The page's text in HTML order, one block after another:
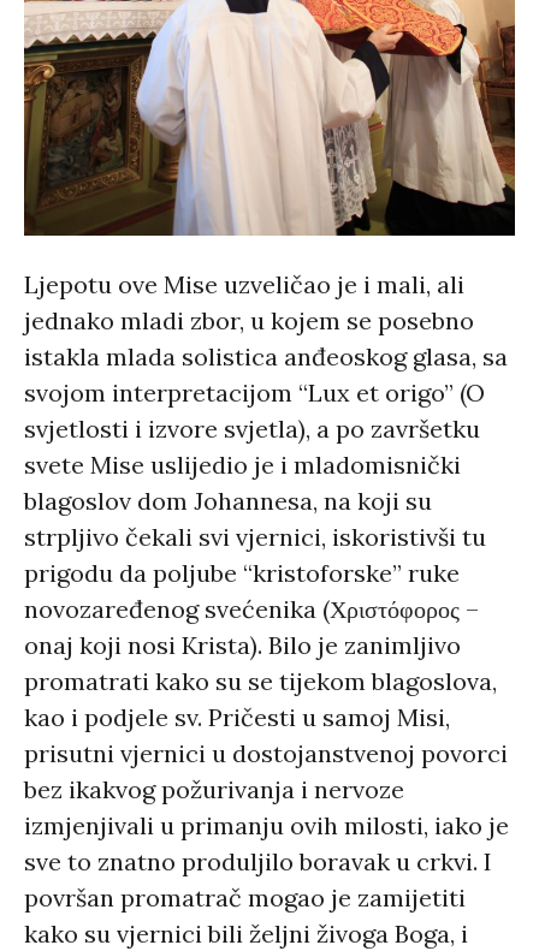
Ljepotu ove Mise uzveličao je i mali, ali
jednako mladi zbor, u kojem se posebno
istakla mlada solistica anđeoskog glasa, sa
svojom interpretacijom “Lux et origo” (O
svjetlosti i izvore svjetla), a po završetku
svete Mise uslijedio je i mladomisnički
blagoslov dom Johannesa, na koji su
strpljivo čekali svi vjernici, iskoristivši tu
prigodu da poljube “kristoforske” ruke
novozaređenog svećenika (Χριστόφορος –
onaj koji nosi Krista). Bilo je zanimljivo
promatrati kako su se tijekom blagoslova,
kao i podjele sv. Pričesti u samoj Misi,
prisutni vjernici u dostojanstvenoj povorci
bez ikakvog požurivanja i nervoze
izmjenjivali u primanju ovih milosti, iako je
sve to znatno produljilo boravak u crkvi. I
površan promatrač mogao je zamijetiti
kako su vjernici bili željni živoga Boga, i